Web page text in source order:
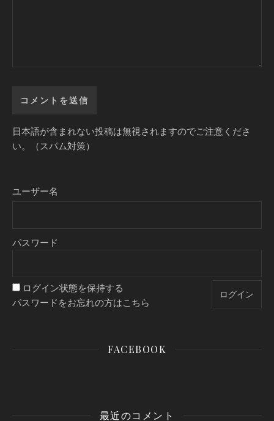
日本語が含まれない投稿は無視されますのでご注意くださ
い。（スパム対策）
ユーザー名
パスワード
ログイン状態を保持する
パスワードをお忘れの方はこちら
FACEBOOK
最近のコメント